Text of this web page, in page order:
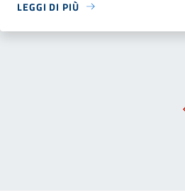
LEGGI DI PIÙ